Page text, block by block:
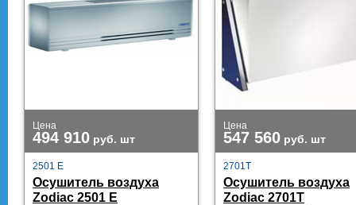
Цена
494 910 руб. шт
2501 E
Осушитель воздуха
Zodiac 2501 E
Цена
547 560 руб. шт
2701Т
Осушитель воздуха
Zodiac 2701Т